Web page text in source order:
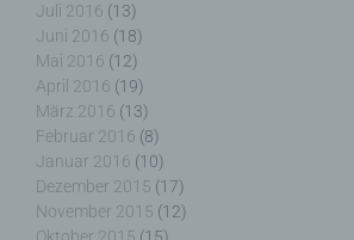
Juli 2016 (13)
Juni 2016 (18)
Mai 2016 (12)
April 2016 (19)
März 2016 (13)
Februar 2016 (8)
Januar 2016 (10)
Dezember 2015 (17)
November 2015 (12)
Mittels eines Cookies können die
und Angebote auf unserer
des Benutzers optimiert
ermöglichen uns, wie bereits
Benutzer unserer Internetseite
Zweck dieser
Nutzern die Verwendung unserer
erleichtern. Der Benutzer einer
Cookies verwendet, muss